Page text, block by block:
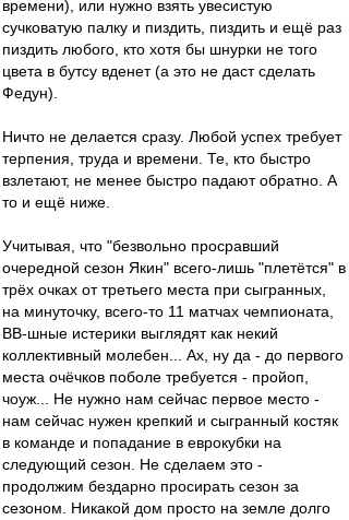
времени), или нужно взять увесистую
сучковатую палку и пиздить, пиздить и ещё раз
пиздить любого, кто хотя бы шнурки не того
цвета в бутсу вденет (а это не даст сделать
Федун).
Ничто не делается сразу. Любой успех требует
терпения, труда и времени. Те, кто быстро
взлетают, не менее быстро падают обратно. А
то и ещё ниже.
Учитывая, что "безвольно просравший
очередной сезон Якин" всего-лишь "плетётся" в
трёх очках от третьего места при сыгранных,
на минуточку, всего-то 11 матчах чемпионата,
ВВ-шные истерики выглядят как некий
коллективный молебен... Ах, ну да - до первого
места очёчков поболе требуется - пройоп,
чоуж... Не нужно нам сейчас первое место -
нам сейчас нужен крепкий и сыгранный костяк
в команде и попадание в еврокубки на
следующий сезон. Не сделаем это -
продолжим бездарно просирать сезон за
сезоном. Никакой дом просто на земле долго